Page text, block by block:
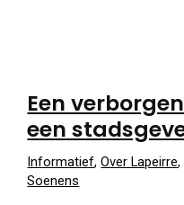
Een
een
Informatief,Over Lapeirre,
Soenens